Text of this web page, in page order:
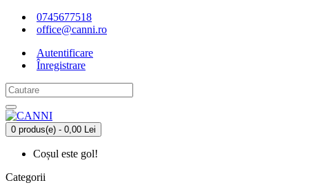
0745677518
office@canni.ro
Autentificare
Înregistrare
0 produs(e) - 0,00 Lei
Coșul este gol!
Categorii